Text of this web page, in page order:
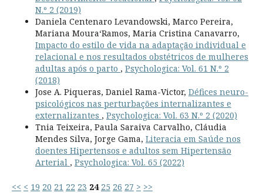
N.º 2 (2019)
Daniela Centenaro Levandowski, Marco Pereira,
Mariana Moura­‘Ramos, Maria Cristina Canavarro,
Impacto do estilo de vida na adaptação individual e
relacional e nos resultados obstétricos de mulheres
adultas após o parto , Psychologica: Vol. 61 N.º 2
(2018)
Jose A. Piqueras, Daniel Rama-Victor, Défices neuro-
psicológicos nas perturbações internalizantes e
externalizantes , Psychologica: Vol. 63 N.º 2 (2020)
Tnia Teixeira, Paula Saraiva Carvalho, Cláudia
Mendes Silva, Jorge Gama, Literacia em Saúde nos
doentes Hipertensos e adultos sem Hipertensão
Arterial , Psychologica: Vol. 65 (2022)
<< < 19 20 21 22 23 24 25 26 27 > >>